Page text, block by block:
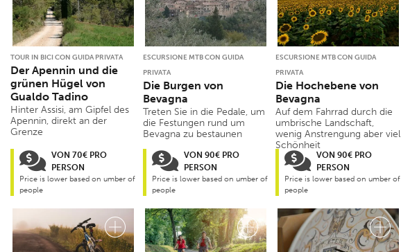
TOUR IN BICI CON GUIDA PRIVATA
Der Apennin und die
grünen Hügel von
Gualdo Tadino
Hinter Assisi, am Gipfel des
Apennin, direkt an der
Grenze
VON 70€ PRO
PERSON
Price is lower based on umber of
people
ESCURSIONE MTB CON GUIDA
PRIVATA
Die Burgen von
Bevagna
Treten Sie in die Pedale, um
die Festungen rund um
Bevagna zu bestaunen
VON 90€ PRO
PERSON
Price is lower based on umber of
people
ESCURSIONE MTB CON GUIDA
PRIVATA
Die Hochebene von
Bevagna
Auf dem Fahrrad durch die
umbrische Landschaft,
wenig Anstrengung aber viel
Schönheit
VON 90€ PRO
PERSON
Price is lower based on umber of
people